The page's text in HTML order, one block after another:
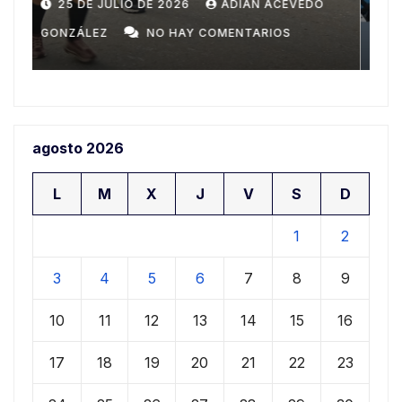
20 DE JULIO DE 2026 ADIAN ACEVEDO
GONZÁLEZ NO HAY COMENTARIOS
agosto 2026
L M X J V S D
1 2
3 4 5 6 7 8 9
10 11 12 13 14 15 16
17 18 19 20 21 22 23